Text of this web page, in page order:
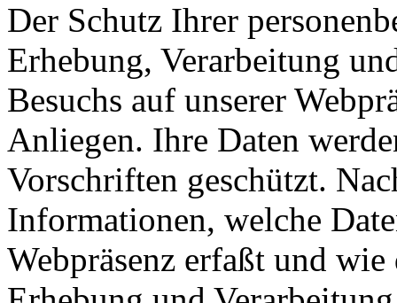
Der Schutz Ihrer
Erhebung, Verarbeitung
Besuchs auf unserer
Anliegen. Ihre Daten
Vorschriften geschützt.
Informationen, welche
Webpräsenz erfaßt und